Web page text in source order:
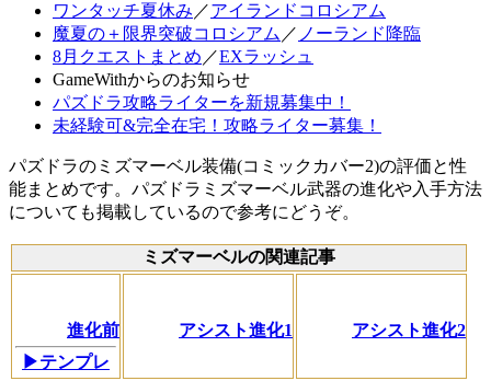
ワンタッチ夏休み ／アイランドコロシアム
魔夏の＋限界突破コロシアム ／ ノーランド降臨
8月クエストまとめ ／EXラッシュ
GameWithからのお知らせ
パズドラ攻略ライターを新規募集中！
未経験可&完全在宅！攻略ライター募集！
パズドラのミズマーベル装備(コミックカバー2)の評価と性
能まとめです。パズドラミズマーベル武器の進化や入手方法
についても掲載しているので参考にどうぞ。
ミズマーベルの関連記事
進化前
▶テンプレ
アシスト進化1 アシスト進化2